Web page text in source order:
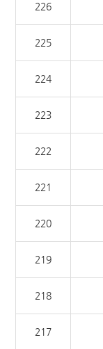
226
225
224
223
222
221
220
219
218
217